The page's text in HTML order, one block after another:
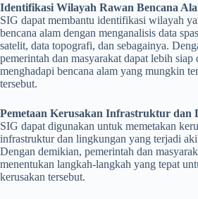
Identifikasi Wilayah Rawan Bencana
SIG dapat membantu identifikasi wilayah
bencana alam dengan menganalisis data
satelit, data topografi, dan sebagainya.
pemerintah dan masyarakat dapat lebih siap
menghadapi bencana alam yang mungkin
tersebut.
Pemetaan Kerusakan Infrastruktur dan
SIG dapat digunakan untuk memetakan
infrastruktur dan lingkungan yang terjadi
Dengan demikian, pemerintah dan
menentukan langkah-langkah yang tepat
kerusakan tersebut.